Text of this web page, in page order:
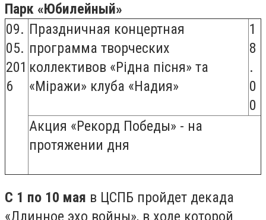
Парк «Юбилейный»
09.
05.
201
6
Праздничная концертная
программа творческих
коллективов «Рідна пісня» та
«Міражи» клуба «Надия»
1
8
.
0
0
Акция «Рекорд Победы» - на
протяжении дня
С 1 по 10 мая в ЦСПБ пройдет декада
«Длинное эхо войны», в ходе которой